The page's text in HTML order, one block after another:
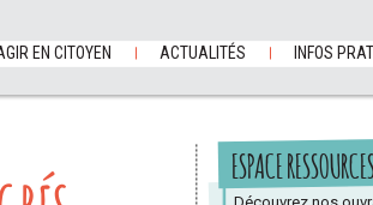
EN CITOYEN ACTUALITÉS INFOS
ESPACE